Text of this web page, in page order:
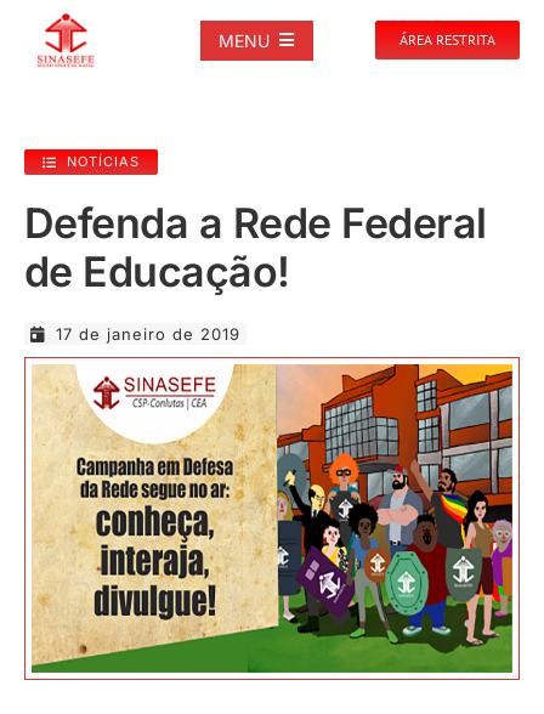
MENU
NOTÍCIAS
PUBLICAÇÕES
DOCUMENTOS
GALERIAS
EVENTOS
JURÍDICO
CLUBE
ÁREA RESTRITA
NOTÍCIAS
Defenda a Rede Federal
de Educação!
17 de janeiro de 2019